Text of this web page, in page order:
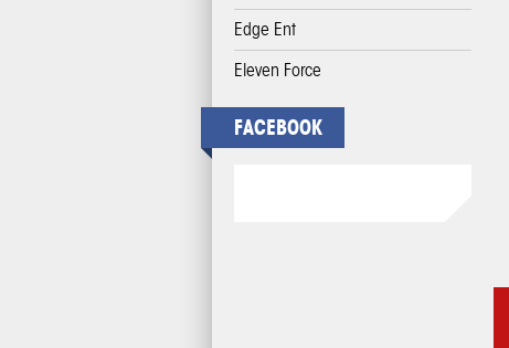
Edge Ent
Eleven Force
FACEBOOK